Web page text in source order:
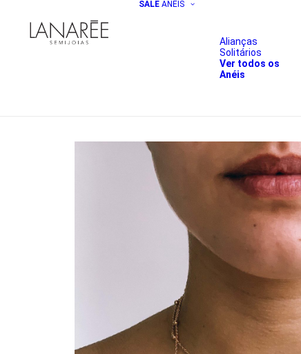
SALE ANÉIS
Alianças
Solitários
Ver todos os
Anéis